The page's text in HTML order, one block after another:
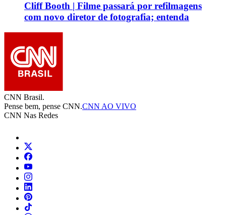
Cliff Booth | Filme passará por refilmagens
com novo diretor de fotografia; entenda
CNN Brasil.
Pense bem, pense CNN.CNN AO VIVO
CNN Nas Redes